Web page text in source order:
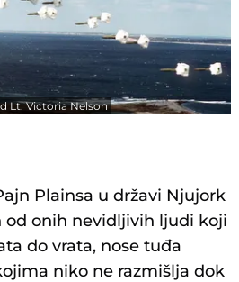
Lt. Victoria Nelson
Plainsa u državi Njujork
od onih nevidljivih ljudi koji
do vrata, nose tuđa
niko ne razmišlja dok